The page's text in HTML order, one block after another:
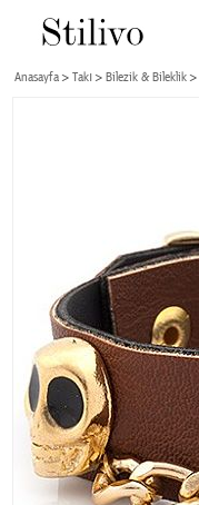
Anasayfa Takı Bilezik & Bileklik